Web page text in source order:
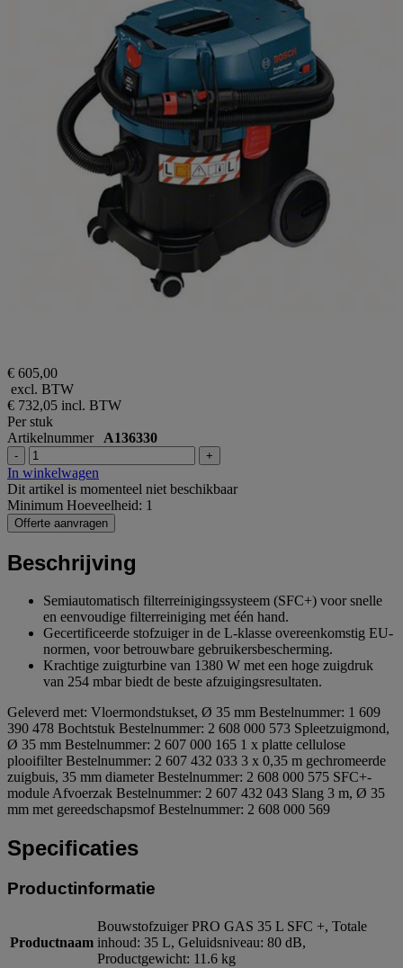
€ 605,00
excl. BTW
€ 732,05 incl. BTW
Per stuk
Artikelnummer A136330
- +
In winkelwagen
Dit artikel is momenteel niet beschikbaar
Minimum Hoeveelheid: 1
Offerte aanvragen
Beschrijving
Semiautomatisch filterreinigingssysteem (SFC+) voor snelle
en eenvoudige filterreiniging met één hand.
Gecertificeerde stofzuiger in de L-klasse overeenkomstig EU-
normen, voor betrouwbare gebruikersbescherming.
Krachtige zuigturbine van 1380 W met een hoge zuigdruk
van 254 mbar biedt de beste afzuigingsresultaten.
Geleverd met: Vloermondstukset, Ø 35 mm Bestelnummer: 1 609
390 478 Bochtstuk Bestelnummer: 2 608 000 573 Spleetzuigmond,
Ø 35 mm Bestelnummer: 2 607 000 165 1 x platte cellulose
plooifilter Bestelnummer: 2 607 432 033 3 x 0,35 m gechromeerde
zuigbuis, 35 mm diameter Bestelnummer: 2 608 000 575 SFC+-
module Afvoerzak Bestelnummer: 2 607 432 043 Slang 3 m, Ø 35
mm met gereedschapsmof Bestelnummer: 2 608 000 569
Specificaties
Productinformatie
Productnaam
Bouwstofzuiger PRO GAS 35 L SFC +, Totale
inhoud: 35 L, Geluidsniveau: 80 dB,
Productgewicht: 11.6 kg